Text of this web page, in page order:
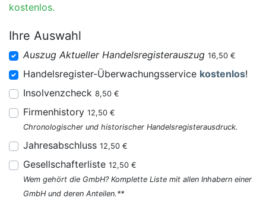
kostenlos.
Ihre Auswahl
Auszug Aktueller Handelsregisterauszug 16,50 €
Handelsregister-Überwachungsservice kostenlos!
Insolvenzcheck 8,50 €
Firmenhistory 12,50 €
Chronologischer und historischer Handelsregisterausdruck.
Jahresabschluss 12,50 €
Gesellschafterliste 12,50 €
Wem gehört die GmbH? Komplette Liste mit allen Inhabern einer
GmbH und deren Anteilen.**